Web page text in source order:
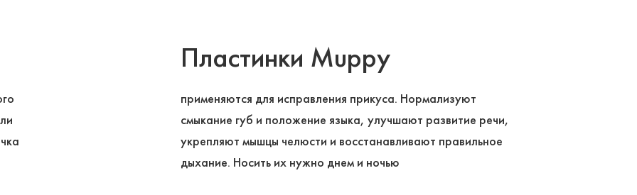
Пластинки Muppy
применяются для исправления прикуса. Нормализуют
смыкание губ и положение языка, улучшают развитие речи,
укрепляют мышцы челюсти и восстанавливают правильное
дыхание. Носить их нужно днем и ночью